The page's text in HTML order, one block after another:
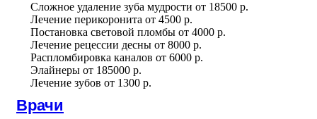
Сложное удаление зуба мудрости от 18500 р.
Лечение перикоронита от 4500 р.
Постановка световой пломбы от 4000 р.
Лечение рецессии десны от 8000 р.
Распломбировка каналов от 6000 р.
Элайнеры от 185000 р.
Лечение зубов от 1300 р.
Врачи